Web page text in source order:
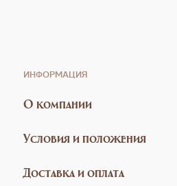
ИНФОРМАЦИЯ
О компании
Условия и положения
Доставка и оплата